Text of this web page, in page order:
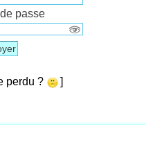
passe
perdu ? ]